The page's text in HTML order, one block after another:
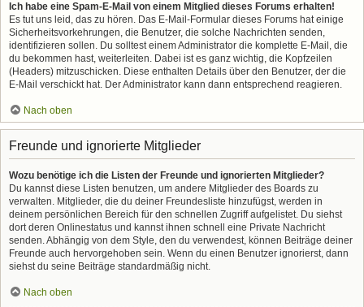
Ich habe eine Spam-E-Mail von einem Mitglied dieses Forums erhalten!
Es tut uns leid, das zu hören. Das E-Mail-Formular dieses Forums hat einige
Sicherheitsvorkehrungen, die Benutzer, die solche Nachrichten senden,
identifizieren sollen. Du solltest einem Administrator die komplette E-Mail, die
du bekommen hast, weiterleiten. Dabei ist es ganz wichtig, die Kopfzeilen
(Headers) mitzuschicken. Diese enthalten Details über den Benutzer, der die
E-Mail verschickt hat. Der Administrator kann dann entsprechend reagieren.
Nach oben
Freunde und ignorierte Mitglieder
Wozu benötige ich die Listen der Freunde und ignorierten Mitglieder?
Du kannst diese Listen benutzen, um andere Mitglieder des Boards zu
verwalten. Mitglieder, die du deiner Freundesliste hinzufügst, werden in
deinem persönlichen Bereich für den schnellen Zugriff aufgelistet. Du siehst
dort deren Onlinestatus und kannst ihnen schnell eine Private Nachricht
senden. Abhängig von dem Style, den du verwendest, können Beiträge deiner
Freunde auch hervorgehoben sein. Wenn du einen Benutzer ignorierst, dann
siehst du seine Beiträge standardmäßig nicht.
Nach oben